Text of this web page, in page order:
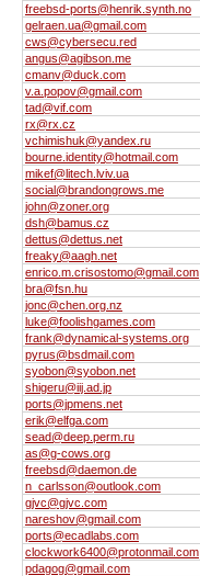
freebsd-ports@henrik.synth.no
gelraen.ua@gmail.com
cws@cybersecu.red
angus@agibson.me
cmanv@duck.com
v.a.popov@gmail.com
tad@vif.com
rx@rx.cz
vchimishuk@yandex.ru
bourne.identity@hotmail.com
mikef@litech.lviv.ua
social@brandongrows.me
john@zoner.org
dsh@bamus.cz
dettus@dettus.net
freaky@aagh.net
enrico.m.crisostomo@gmail.com
bra@fsn.hu
jonc@chen.org.nz
luke@foolishgames.com
frank@dynamical-systems.org
pyrus@bsdmail.com
syobon@syobon.net
shigeru@iij.ad.jp
ports@jpmens.net
erik@elfga.com
sead@deep.perm.ru
as@g-cows.org
freebsd@daemon.de
n_carlsson@outlook.com
gjvc@gjvc.com
nareshov@gmail.com
ports@ecadlabs.com
clockwork6400@protonmail.com
pdagog@gmail.com